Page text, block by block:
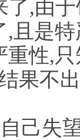
,由于
,且是
重性,
果不
己失